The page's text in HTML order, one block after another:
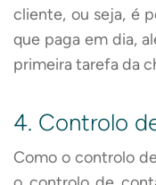
cliente, ou seja, é
que paga em dia,
primeira tarefa da
4. Controlo
Como o controlo